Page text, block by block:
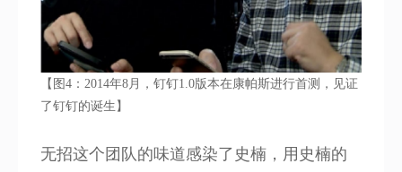
【图4：2014年8月，钉钉1.0版本在康帕斯进行首测，见证
了钉钉的诞生】
无招这个团队的味道感染了史楠，用史楠的